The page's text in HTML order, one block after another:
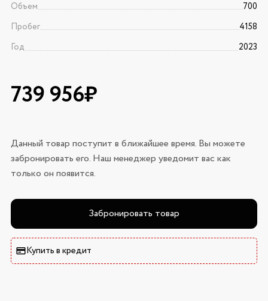
Объем
700
Пробег
4158
Год
2023
739 956₽
Данный товар поступит в ближайшее время. Вы можете
забронировать его. Наш менеджер уведомит вас как
только он появится.
Забронировать товар
Купить в кредит